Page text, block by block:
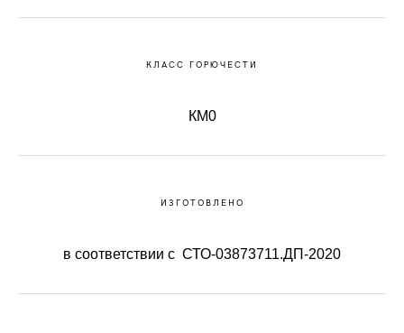
КЛАСС ГОРЮЧЕСТИ
КМ0
ИЗГОТОВЛЕНО
в соответствии с СТО-03873711.ДП-2020